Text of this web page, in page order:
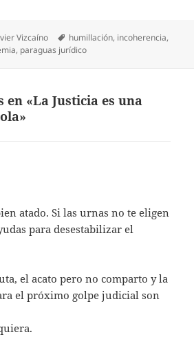
Vizcaíno Etiquetas
humillación, incoherencia,
, paraguas jurídico
en «La Justicia es una
atado. Si las urnas no te eligen
para desestabilizar el
el acato pero no comparto y la
el próximo golpe judicial son